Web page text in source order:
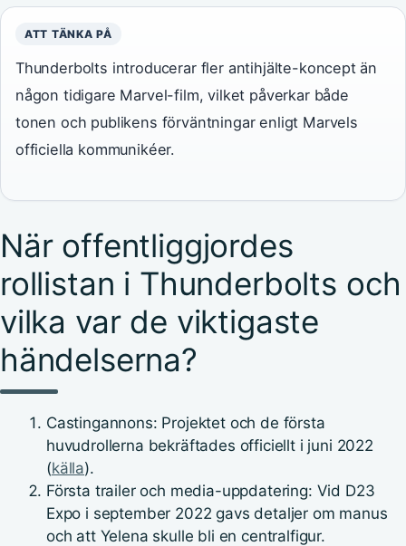
ATT TÄNKA PÅ
Thunderbolts introducerar fler antihjälte-koncept än
någon tidigare Marvel-film, vilket påverkar både
tonen och publikens förväntningar enligt Marvels
officiella kommunikéer.
När offentliggjordes
rollistan i Thunderbolts och
vilka var de viktigaste
händelserna?
Castingannons: Projektet och de första
huvudrollerna bekräftades officiellt i juni 2022
(källa).
Första trailer och media-uppdatering: Vid D23
Expo i september 2022 gavs detaljer om manus
och att Yelena skulle bli en centralfigur.